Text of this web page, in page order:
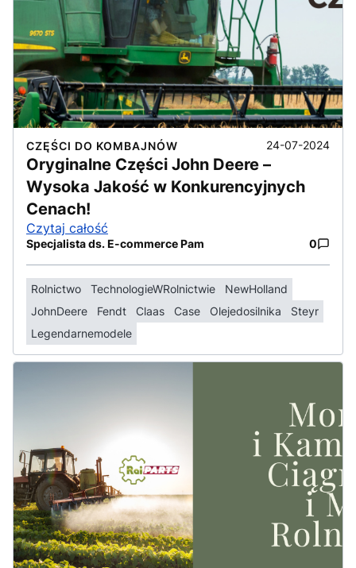
CZĘŚCI DO KOMBAJNÓW 24-07-2024
Oryginalne Części John Deere –
Wysoka Jakość w Konkurencyjnych
Cenach!
Czytaj całość
Specjalista ds. E-commerce Pam 0
Rolnictwo TechnologieWRolnictwie
NewHolland
JohnDeere
Fendt Claas Case Olejedosilnika
Steyr
Legendarnemodele